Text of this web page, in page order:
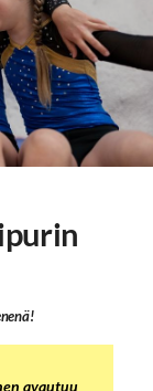
avautuu